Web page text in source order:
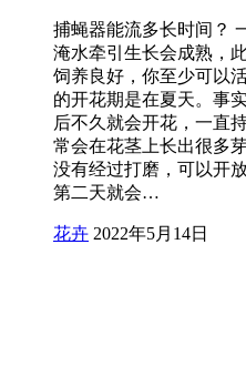
捕蝇器能流多长时间？
淹水牵引生长会成熟，
饲养良好，你至少可以
的开花期是在夏天。事
后不久就会开花，一直
常会在花茎上长出很多
没有经过打磨，可以开
第二天就会…
花卉 2022年5月14日